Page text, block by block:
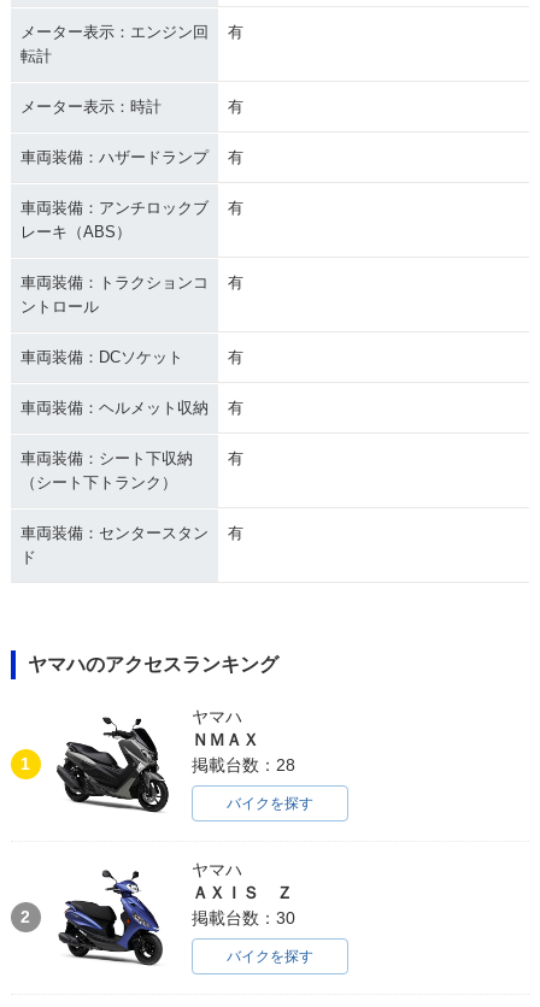
メーター表示：エンジン回
転計
有
メーター表示：時計 有
車両装備：ハザードランプ 有
車両装備：アンチロックブ
レーキ（ABS）
有
車両装備：トラクションコ
ントロール
有
車両装備：DCソケット 有
車両装備：ヘルメット収納 有
車両装備：シート下収納
（シート下トランク）
有
車両装備：センタースタン
ド
有
ヤマハのアクセスランキング
1
ヤマハ
ＮＭＡＸ
掲載台数：28
バイクを探す
2
ヤマハ
ＡＸＩＳ Ｚ
掲載台数：30
バイクを探す